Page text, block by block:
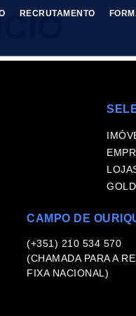
RECRUTAMENTO
CAMPO DE
(+351) 210 534 570
(CHAMADA PARA A
FIXA NACIONAL)